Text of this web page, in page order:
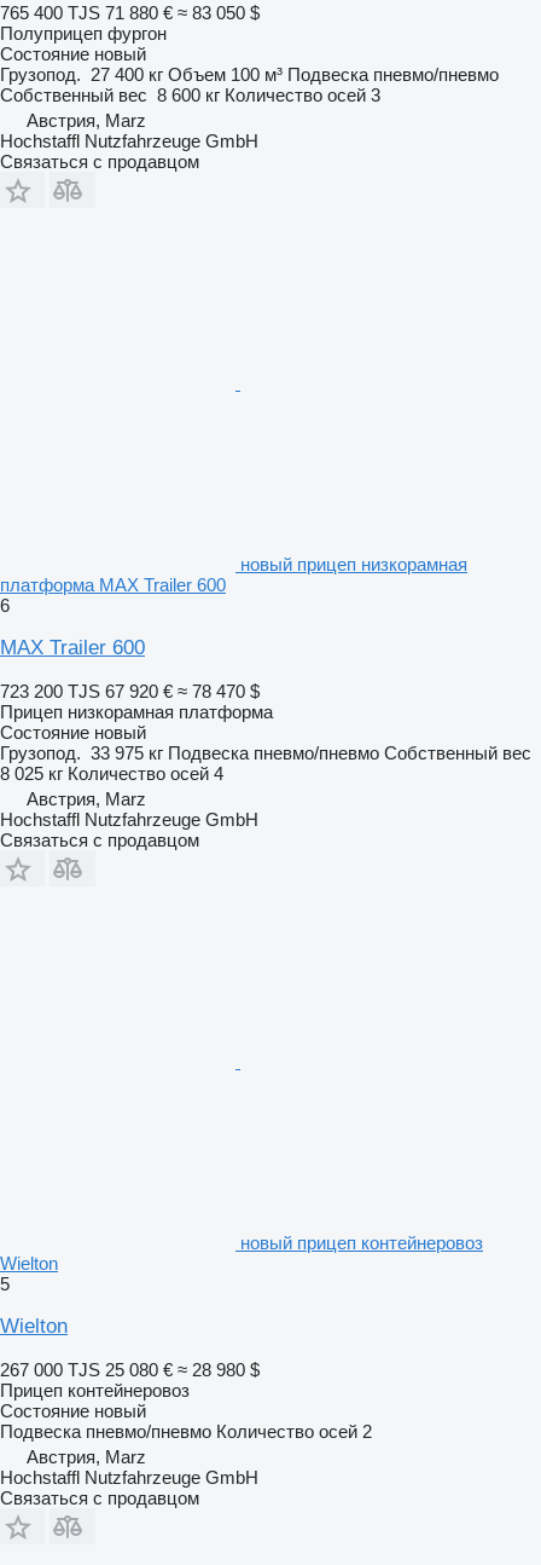
765 400 TJS 71 880 € ≈ 83 050 $
Полуприцеп фургон
Состояние новый
Грузопод. 27 400 кг Объем 100 м³ Подвеска пневмо/пневмо
Собственный вес 8 600 кг Количество осей 3
Австрия, Marz
Hochstaffl Nutzfahrzeuge GmbH
Связаться с продавцом
новый прицеп низкорамная
платформа MAX Trailer 600
6
MAX Trailer 600
723 200 TJS 67 920 € ≈ 78 470 $
Прицеп низкорамная платформа
Состояние новый
Грузопод. 33 975 кг Подвеска пневмо/пневмо Собственный вес
8 025 кг Количество осей 4
Австрия, Marz
Hochstaffl Nutzfahrzeuge GmbH
Связаться с продавцом
новый прицеп контейнеровоз
Wielton
5
Wielton
267 000 TJS 25 080 € ≈ 28 980 $
Прицеп контейнеровоз
Состояние новый
Подвеска пневмо/пневмо Количество осей 2
Австрия, Marz
Hochstaffl Nutzfahrzeuge GmbH
Связаться с продавцом